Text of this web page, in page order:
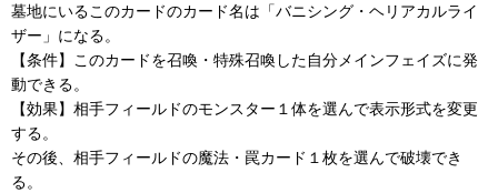
墓地にいるこのカードのカード名は「バニシング・ヘリアカルライ
ザー」になる。
【条件】このカードを召喚・特殊召喚した自分メインフェイズに発
動できる。
【効果】相手フィールドのモンスター１体を選んで表示形式を変更
する。
その後、相手フィールドの魔法・罠カード１枚を選んで破壊でき
る。